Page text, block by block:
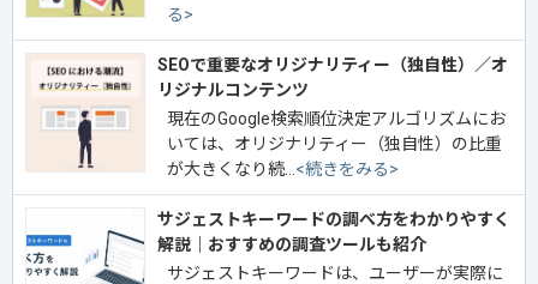
る>
SEOで重要なオリジナリティー（独自性）／オ
リジナルコンテンツ
現在のGoogle検索順位決定アルゴリズムにお
いては、オリジナリティー（独自性）の比重
が大きくなり続… <続きをみる>
サジェストキーワードの調べ方をわかりやすく
解説｜おすすめの調査ツールも紹介
サジェストキーワードは、ユーザーが実際に